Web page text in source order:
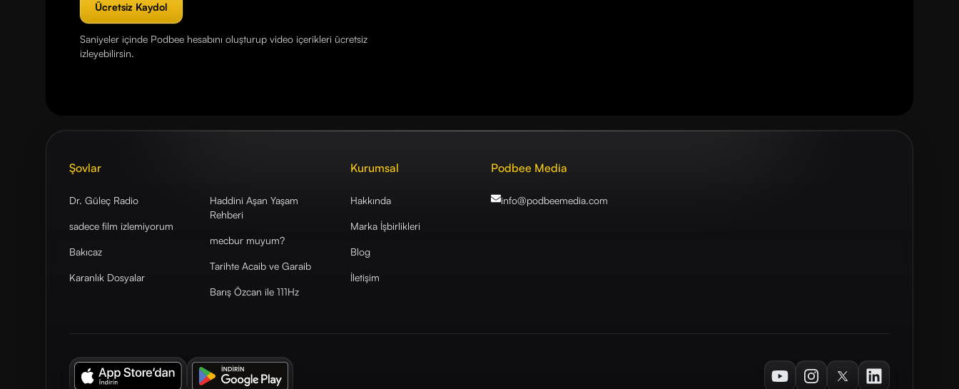
Ücretsiz Kaydol
Saniyeler içinde Podbee hesabını oluşturup video içerikleri ücretsiz
izleyebilirsin.
Şovlar
Dr. Güleç Radio
sadece film izlemiyorum
Bakıcaz
Karanlık Dosyalar
Haddini Aşan Yaşam
Rehberi
mecbur muyum?
Tarihte Acaib ve Garaib
Barış Özcan ile 111Hz
Kurumsal
Hakkında
Marka İşbirlikleri
Blog
İletişim
Podbee Media
info@podbeemedia.com
YoutubeInstagramTwitterLinkedIn